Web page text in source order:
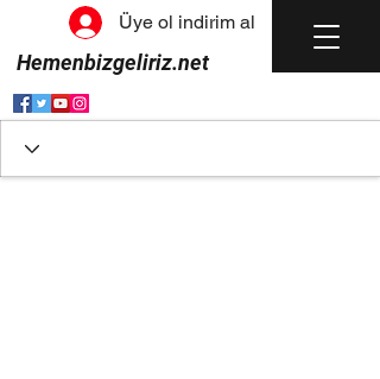
Hemenbizgeliriz.net
Üye ol indirim al